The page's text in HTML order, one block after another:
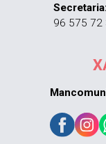
Secretaria:
96 575 72